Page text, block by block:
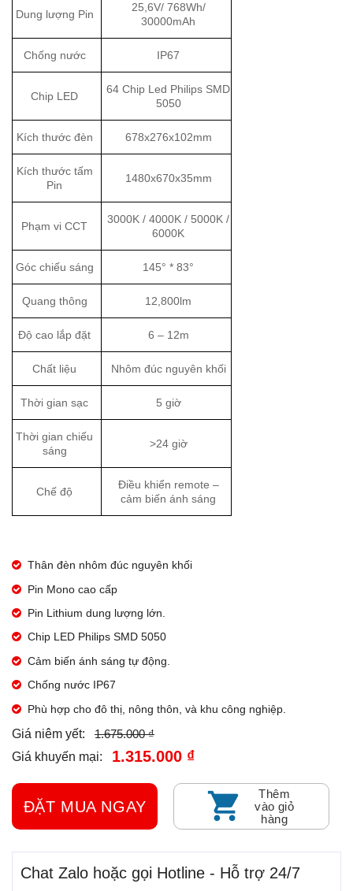
Dung lượng Pin
25,6V/ 768Wh/
30000mAh
Chống nước IP67
Chip LED
64 Chip Led Philips SMD
5050
Kích thước đèn 678x276x102mm
Kích thước tấm
Pin
1480x670x35mm
Phạm vi CCT
3000K / 4000K / 5000K /
6000K
Góc chiếu sáng 145° * 83°
Quang thông 12,800lm
Độ cao lắp đặt 6 – 12m
Chất liệu Nhôm đúc nguyên khối
Thời gian sạc 5 giờ
Thời gian chiếu
sáng
>24 giờ
Chế độ
Điều khiển remote –
cảm biến ánh sáng
Thân đèn nhôm đúc nguyên khối
Pin Mono cao cấp
Pin Lithium dung lượng lớn.
Chip LED Philips SMD 5050
Cảm biến ánh sáng tự động.
Chống nước IP67
Phù hợp cho đô thị, nông thôn, và khu công nghiệp.
Giá niêm yết:
1.675.000 ₫
Giá khuyến mại:
1.315.000 ₫
ĐẶT MUA NGAY
Thêm
vào giỏ
hàng
Chat Zalo hoặc gọi Hotline - Hỗ trợ 24/7